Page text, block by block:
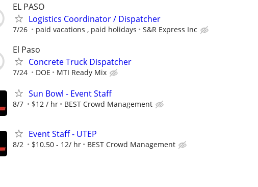
EL PASO
Logistics Coordinator / Dispatcher
7/26 paid vacations , paid holidays S&R Express Inc
El Paso
Concrete Truck Dispatcher
7/24 DOE MTI Ready Mix
Sun Bowl - Event Staff
8/7 $12 / hr BEST Crowd Management
Event Staff - UTEP
8/2 $10.50 - 12/ hr BEST Crowd Management